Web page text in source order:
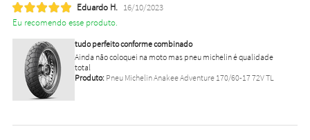
Eduardo H. 16/10/2023
Eu recomendo esse produto.
tudo perfeito conforme combinado
Ainda não coloquei na moto mas pneu michelin é qualidade
total
Produto:Pneu Michelin Anakee Adventure 170/60-17 72V TL